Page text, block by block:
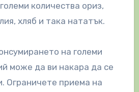
количества ориз,
хляб и така нататък.
на големи
може да ви накара да се
Ограничете приема на